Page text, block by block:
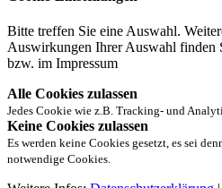
Bitte treffen Sie eine Auswahl.
Auswirkungen Ihrer Auswahl finden
bzw. im Impressum
Alle Cookies zulassen
Jedes Cookie wie z.B. Tracking- und
Keine Cookies zulassen
Es werden keine Cookies gesetzt, es sei
notwendige Cookies.